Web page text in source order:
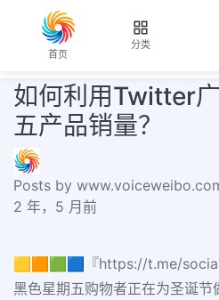
首页
分类
如何利用Twitter
五产品销量？
Posts by
2 年，5 月前
🟨🟧🟩🟦『https://t.me/
黑色星期五购物者正在为圣诞